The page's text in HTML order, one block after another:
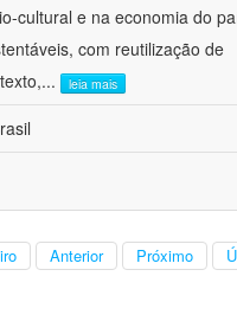
cultural e na economia do
com reutilização de
... leia mais
Anterior Próximo